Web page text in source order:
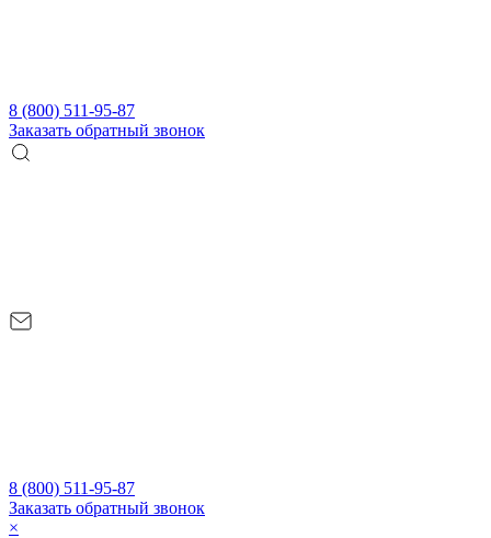
8 (800) 511-95-87
Заказать обратный звонок
8 (800) 511-95-87
Заказать обратный звонок
×